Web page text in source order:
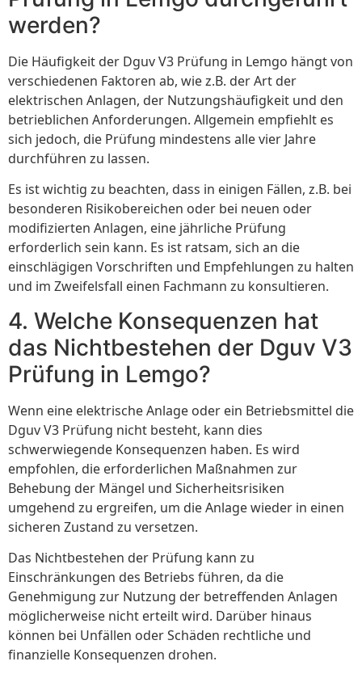
werden?
Die Häufigkeit der Dguv V3 Prüfung in Lemgo hängt von
verschiedenen Faktoren ab, wie z.B. der Art der
elektrischen Anlagen, der Nutzungshäufigkeit und den
betrieblichen Anforderungen. Allgemein empfiehlt es
sich jedoch, die Prüfung mindestens alle vier Jahre
durchführen zu lassen.
Es ist wichtig zu beachten, dass in einigen Fällen, z.B. bei
besonderen Risikobereichen oder bei neuen oder
modifizierten Anlagen, eine jährliche Prüfung
erforderlich sein kann. Es ist ratsam, sich an die
einschlägigen Vorschriften und Empfehlungen zu halten
und im Zweifelsfall einen Fachmann zu konsultieren.
4. Welche Konsequenzen hat
das Nichtbestehen der Dguv V3
Prüfung in Lemgo?
Wenn eine elektrische Anlage oder ein Betriebsmittel die
Dguv V3 Prüfung nicht besteht, kann dies
schwerwiegende Konsequenzen haben. Es wird
empfohlen, die erforderlichen Maßnahmen zur
Behebung der Mängel und Sicherheitsrisiken
umgehend zu ergreifen, um die Anlage wieder in einen
sicheren Zustand zu versetzen.
Das Nichtbestehen der Prüfung kann zu
Einschränkungen des Betriebs führen, da die
Genehmigung zur Nutzung der betreffenden Anlagen
möglicherweise nicht erteilt wird. Darüber hinaus
können bei Unfällen oder Schäden rechtliche und
finanzielle Konsequenzen drohen.